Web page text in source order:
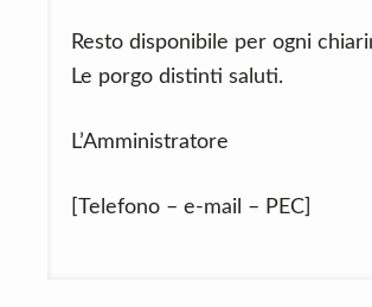
Resto disponibile per ogni
Le porgo distinti saluti.
L’Amministratore
[Telefono – e-mail – PEC]